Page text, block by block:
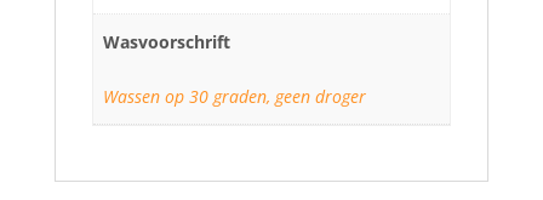
Wasvoorschrift
Wassen op 30 graden, geen droger